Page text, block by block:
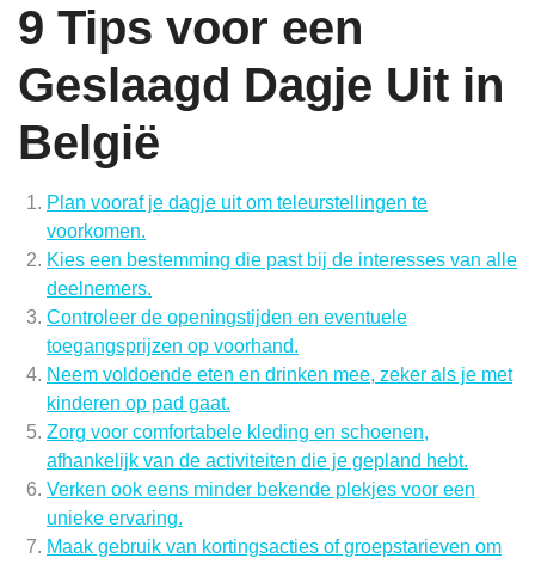
9 Tips voor een
Geslaagd Dagje Uit in
België
Plan vooraf je dagje uit om teleurstellingen te
voorkomen.
Kies een bestemming die past bij de interesses van alle
deelnemers.
Controleer de openingstijden en eventuele
toegangsprijzen op voorhand.
Neem voldoende eten en drinken mee, zeker als je met
kinderen op pad gaat.
Zorg voor comfortabele kleding en schoenen,
afhankelijk van de activiteiten die je gepland hebt.
Verken ook eens minder bekende plekjes voor een
unieke ervaring.
Maak gebruik van kortingsacties of groepstarieven om